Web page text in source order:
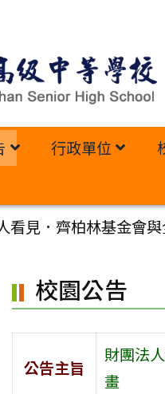
行政單位
看見．齊柏林基金會
校園公告
公告主旨
財團法
畫